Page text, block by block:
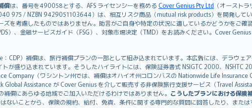
償は、番号を490058とする、AFS ライセンシーを務める Cover Genius Pty Ltd （オースト
975 / NZBN 9429051103644）は、相互リスク商品（mutual risk products）を開発して
を考慮したものではありません。助言がご自身や特定の状況に適しているかどうかをご
）、金融サービスガイド（FSG）、対象市場決定（TMD）をお読みください。Cover
CDP）補償は、旅行補償プランの一部として組み込まれています。本広告には、デラウェ
が盛り込まれています。そうしたハイライトには、保険証券書式 NSIGTC 2000、NSHTC
Company（ワシントン州では、補償はオハイオ州コロンバスの Nationwide Life
Assistance が Cover Genius を介して販売する非保険旅行支援サービス（Travel
償にあらゆる地域でご加入いただけるわけではありません。 こうしたプランにおける保険
ないことから、保険の規約、給付、免責、条件に関する専門的な質問に回答したり、また